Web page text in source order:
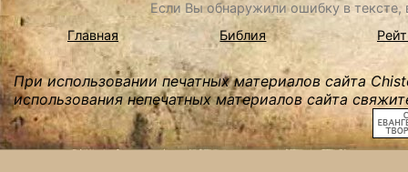
Если Вы обнаружили ошибку в
Главная
Библия
При использовании печатных материалов сайта
использования непечатных материалов сайта